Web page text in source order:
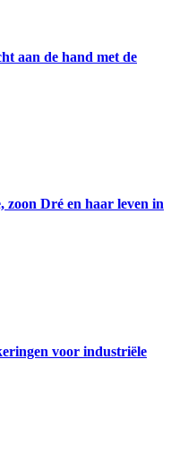
aan de hand met de
zoon Dré en haar leven in
voor industriële